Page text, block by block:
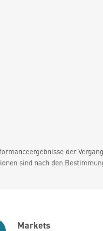
der
sind nach den
Markets